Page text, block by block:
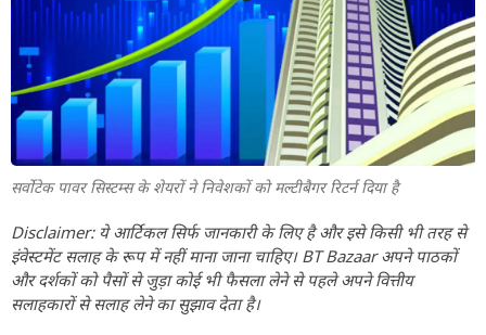
सर्वोटेक पावर सिस्टम्स के शेयरों ने निवेशकों को मल्टीबैगर रिटर्न दिया है
Disclaimer: ये आर्टिकल सिर्फ जानकारी के लिए है और इसे किसी भी तरह से
इंवेस्टमेंट सलाह के रूप में नहीं माना जाना चाहिए। BT Bazaar अपने पाठकों
और दर्शकों को पैसों से जुड़ा कोई भी फैसला लेने से पहले अपने वित्तीय
सलाहकारों से सलाह लेने का सुझाव देता है।